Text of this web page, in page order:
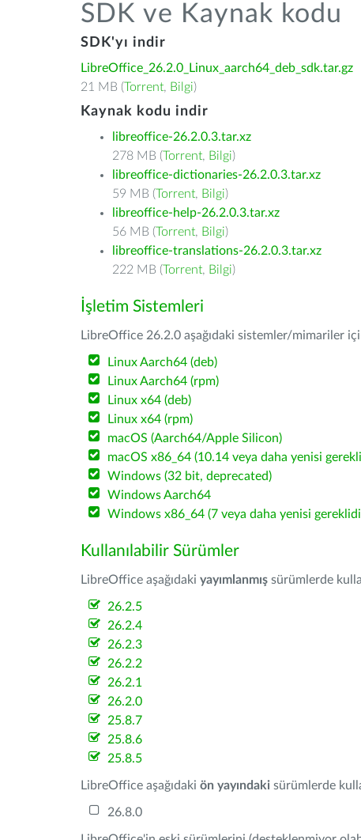
SDK ve Kaynak kodu
SDK'yı indir
LibreOffice_26.2.0_Linux_aarch64_deb_sdk.tar.gz
21 MB (Torrent, Bilgi)
Kaynak kodu indir
libreoffice-26.2.0.3.tar.xz
278 MB (Torrent, Bilgi)
libreoffice-dictionaries-26.2.0.3.tar.xz
59 MB (Torrent, Bilgi)
libreoffice-help-26.2.0.3.tar.xz
56 MB (Torrent, Bilgi)
libreoffice-translations-26.2.0.3.tar.xz
222 MB (Torrent, Bilgi)
İşletim Sistemleri
LibreOffice 26.2.0 aşağıdaki sistemler/mimariler
Linux Aarch64 (deb)
Linux Aarch64 (rpm)
Linux x64 (deb)
Linux x64 (rpm)
macOS (Aarch64/Apple Silicon)
macOS x86_64 (10.14 veya daha yenisi
Windows (32 bit, deprecated)
Windows Aarch64
Windows x86_64 (7 veya daha yenisi
Kullanılabilir Sürümler
LibreOffice aşağıdaki yayımlanmış sürümlerde
26.2.5
26.2.4
26.2.3
26.2.2
26.2.1
26.2.0
25.8.7
25.8.6
25.8.5
LibreOffice aşağıdaki ön yayındaki sürümlerde
26.8.0